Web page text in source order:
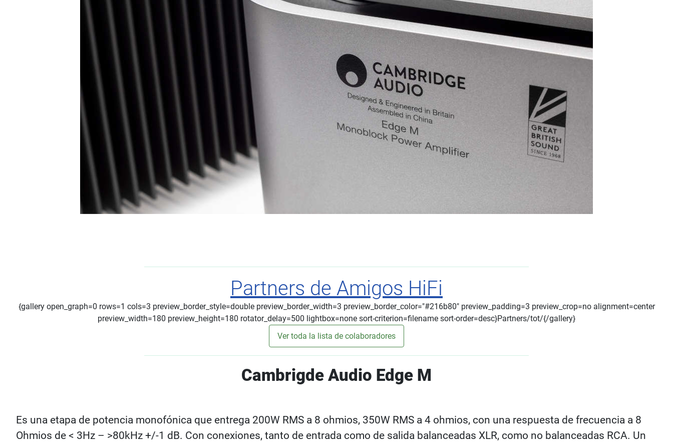
Partners de Amigos HiFi
{gallery open_graph=0 rows=1 cols=3 preview_border_style=double preview_border_width=3 preview_border_color="#216b80" preview_padding=3 preview_crop=no alignment=center
preview_width=180 preview_height=180 rotator_delay=500 lightbox=none sort-criterion=filename sort-order=desc}Partners/tot/{/gallery}
Ver toda la lista de colaboradores
Cambrigde Audio Edge M
Es una etapa de potencia monofónica que entrega 200W RMS a 8 ohmios, 350W RMS a 4 ohmios, con una respuesta de frecuencia a 8
Ohmios de < 3Hz – >80kHz +/-1 dB. Con conexiones, tanto de entrada como de salida balanceadas XLR, como no balanceadas RCA. Un